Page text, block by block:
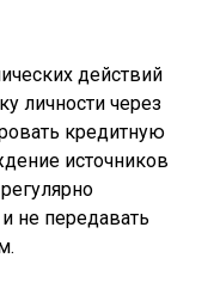
действий
личности через
кредитную
источников
не передавать